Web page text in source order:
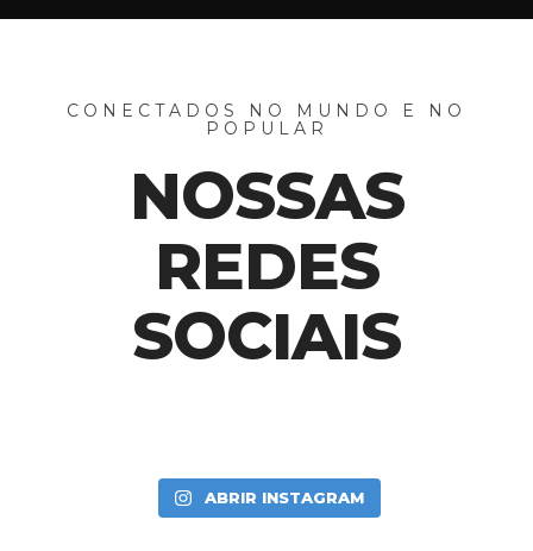
CONECTADOS NO MUNDO E NO
POPULAR
NOSSAS
REDES
SOCIAIS
ABRIR INSTAGRAM